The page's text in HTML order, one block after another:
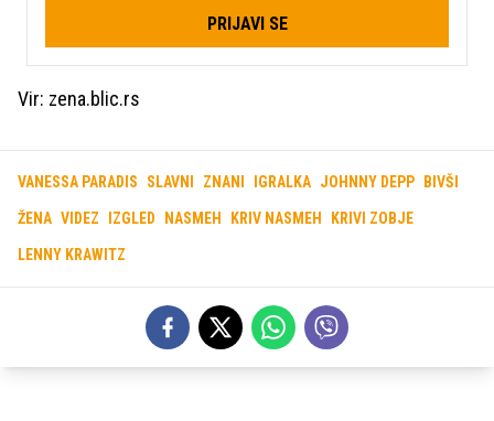
PRIJAVI SE
Vir: zena.blic.rs
VANESSA PARADIS SLAVNI ZNANI IGRALKA JOHNNY DEPP BIVŠI
ŽENA VIDEZ IZGLED NASMEH KRIV NASMEH KRIVI ZOBJE
LENNY KRAWITZ